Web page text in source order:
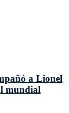
a Lionel
mundial